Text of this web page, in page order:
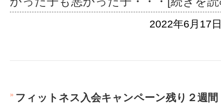
2022年6月17
フィットネス入会キャンペーン残り２週間